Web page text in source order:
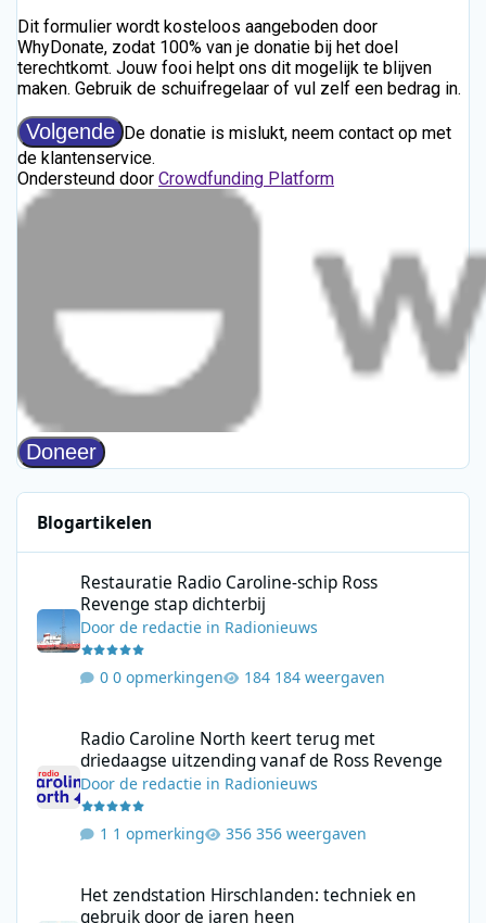
Blogartikelen
Restauratie Radio Caroline-schip Ross
Revenge stap dichterbij
Doorde redactie in Radionieuws
0 opmerkingen 184 weergaven
Radio Caroline North keert terug met
driedaagse uitzending vanaf de Ross Revenge
Doorde redactie in Radionieuws
1 opmerking 356 weergaven
Het zendstation Hirschlanden: techniek en
gebruik door de jaren heen